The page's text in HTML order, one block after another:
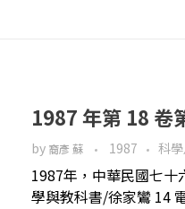
1987 年第 18 卷
by 裔彥 蘇 1987 科
1987年，中華民國七
學與教科書/徐家鸞 14